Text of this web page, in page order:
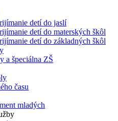
detí do jaslí
detí do materských škôl
detí do základných škôl
a špeciálna ZŠ
času
mladých